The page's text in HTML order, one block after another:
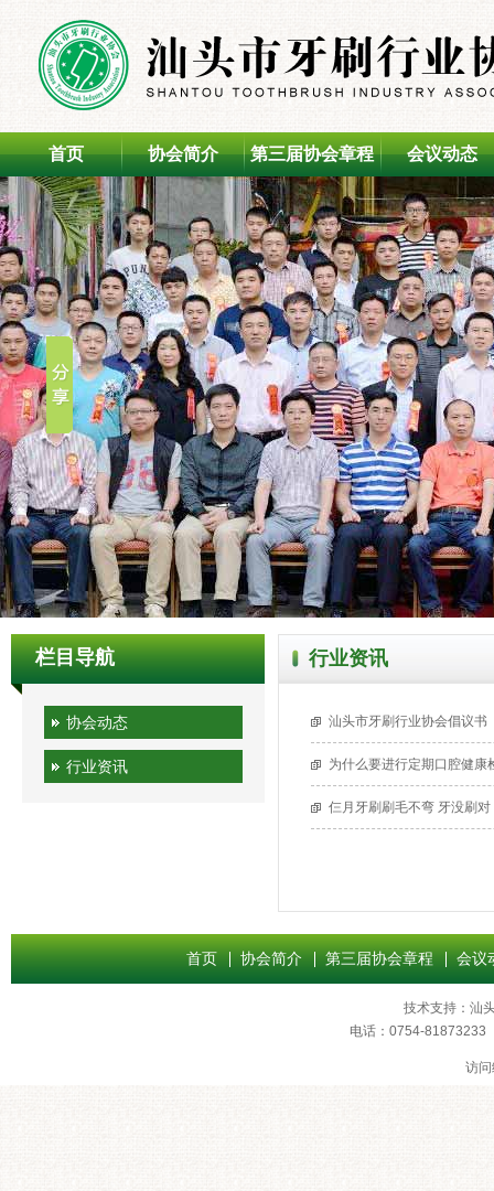
首页 协会简介 第三届协会章程 会议动态
栏目导航
协会动态
行业资讯
行业资讯
汕头市牙刷行业协会倡议书
为什么要进行定期口腔健康
仨月牙刷刷毛不弯 牙没刷对
首页 协会简介 第三届协会章程 会议
技术支持： 汕
电话：0754-81873233
访